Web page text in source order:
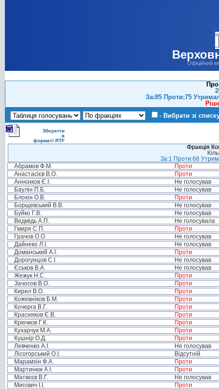
Офіційний
За:85 Проти:75
- Вибрати зі
Зберегти
в
форматі RTF
Фракція
За:1 Проти:68
Абрамов Ф.М.
Проти
Анастасієв В.О.
Проти
Аннєнков Є.І.
Не голосував
Баулін П.Б.
Не голосував
Блохін О.В.
Проти
Борщевський В.В.
Не голосував
Буйко Г.В.
Не голосував
Ведмідь А.П.
Не голосувала
Гмиря С.П.
Проти
Грачов О.О.
Не голосував
Дайнеко Л.І.
Не голосував
Доманський А.І.
Проти
Дорогунцов С.І.
Не голосував
Єськов В.А.
Не голосував
Жежук Н.С.
Проти
Зачосов В.О.
Проти
Кирил В.О.
Проти
Кожевніков Б.М.
Проти
Кочерга В.Г.
Проти
Красняков Є.В.
Проти
Крючков Г.К.
Проти
Кухарчук М.А.
Проти
Кушнір О.Д.
Проти
Левченко А.І.
Не голосував
Лісогорський О.І.
Відсутній
Марамзін Ф.А.
Проти
Мартинюк А.І.
Проти
Матвєєв В.Г.
Не голосував
Мигович І.І.
Проти